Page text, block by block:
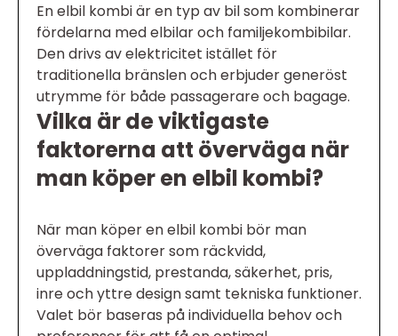
En elbil kombi är en typ av bil som kombinerar
fördelarna med elbilar och familjekombibilar.
Den drivs av elektricitet istället för
traditionella bränslen och erbjuder generöst
utrymme för både passagerare och bagage.
Vilka är de viktigaste
faktorerna att överväga när
man köper en elbil kombi?
När man köper en elbil kombi bör man
överväga faktorer som räckvidd,
uppladdningstid, prestanda, säkerhet, pris,
inre och yttre design samt tekniska funktioner.
Valet bör baseras på individuella behov och